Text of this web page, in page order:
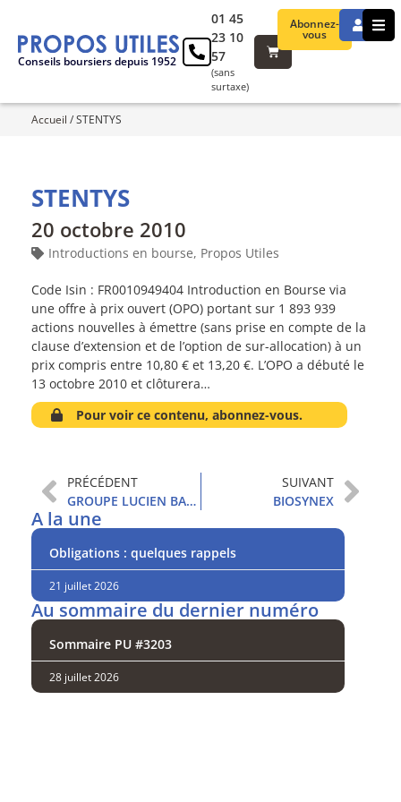
Conseils boursiers depuis 1952
Abonnez-
vous
01 45
23 10
57
(sans
surtaxe)
Accueil /STENTYS
STENTYS
20 octobre 2010
Introductions en bourse, Propos Utiles
Code Isin : FR0010949404 Introduction en Bourse via
une offre à prix ouvert (OPO) portant sur 1 893 939
actions nouvelles à émettre (sans prise en compte de la
clause d’extension et de l’option de sur-allocation) à un
prix compris entre 10,80 € et 13,20 €. L’OPO a débuté le
13 octobre 2010 et clôturera…
Pour voir ce contenu, abonnez-vous.
PRÉCÉDENT
GROUPE LUCIEN BARRIERE
SUIVANT
BIOSYNEX
A la une
Obligations : quelques rappels
21 juillet 2026
Au sommaire du dernier numéro
Sommaire PU #3203
28 juillet 2026